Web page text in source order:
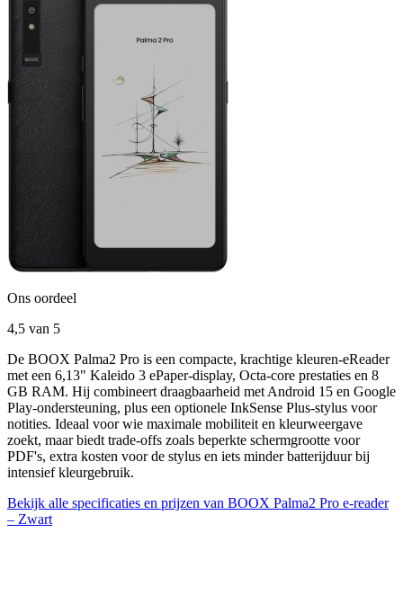
Ons oordeel
4,5 van 5
De BOOX Palma2 Pro is een compacte, krachtige kleuren-eReader
met een 6,13" Kaleido 3 ePaper-display, Octa-core prestaties en 8
GB RAM. Hij combineert draagbaarheid met Android 15 en Google
Play-ondersteuning, plus een optionele InkSense Plus-stylus voor
notities. Ideaal voor wie maximale mobiliteit en kleurweergave
zoekt, maar biedt trade-offs zoals beperkte schermgrootte voor
PDF's, extra kosten voor de stylus en iets minder batterijduur bij
intensief kleurgebruik.
Bekijk alle specificaties en prijzen van BOOX Palma2 Pro e-reader
– Zwart